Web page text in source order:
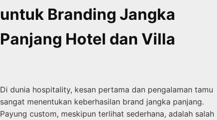
untuk Branding Jangka
Panjang Hotel dan Villa
Di dunia hospitality, kesan pertama dan pengalaman tamu
sangat menentukan keberhasilan brand jangka panjang.
Payung custom, meskipun terlihat sederhana, adalah salah